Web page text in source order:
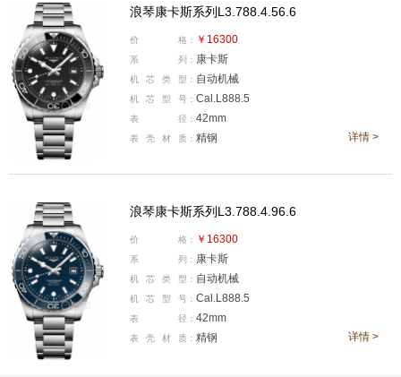
副总裁解琦先生，为来宾介绍新品）
新品预览之夜，浪琴表以"Elegance in Motion"为主题
举办晚宴。正如浪琴表全球总裁Patrick Aoun先生在晚宴
上的致辞所言："这不仅仅是一句口号，而是浪琴表想要
传递的一种生活态度。"作为这一理念的生动写照，浪琴
表全新康卡斯潜水系列应运而生。这种不断前行的优雅哲
学，正是浪琴表持续创新的精神内核。同时，浪琴表全球
生，率先向来宾介绍了浪琴表全新康卡斯潜水系列腕表。
浪琴康卡斯系列L3.788.4.56.6
价 格： ￥16300
系 列： 康卡斯
机 芯 类 型： 自动机械
机 芯 型 号： Cal.L888.5
表 径： 42mm
表 壳 材 质： 精钢 详情 >
浪琴康卡斯系列L3.788.4.96.6
价 格： ￥16300
系 列： 康卡斯
机 芯 类 型： 自动机械
机 芯 型 号： Cal.L888.5
表 径： 42mm
表 壳 材 质： 精钢 详情 >